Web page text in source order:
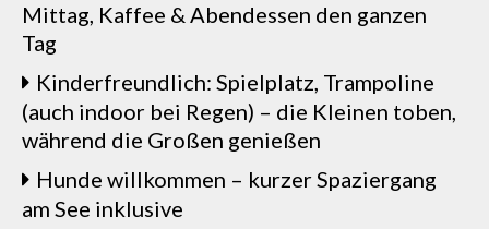
Mittag, Kaffee & Abendessen den ganzen
Tag
Kinderfreundlich: Spielplatz, Trampoline
(auch indoor bei Regen) – die Kleinen toben,
während die Großen genießen
Hunde willkommen – kurzer Spaziergang
am See inklusive